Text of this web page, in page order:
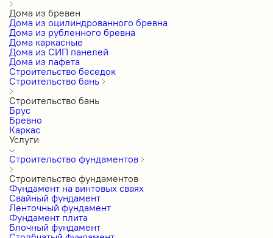
Дома из бревен
Дома из оцилиндрованного бревна
Дома из рубленного бревна
Дома каркасные
Дома из СИП панелей
Дома из лафета
Строительство беседок
Строительство бань
Строительство бань
Брус
Бревно
Каркас
Услуги
Строительство фундаментов
Строительство фундаментов
Фундамент на винтовых сваях
Свайный фундамент
Ленточный фундамент
Фундамент плита
Блочный фундамент